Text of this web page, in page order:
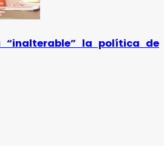
“inalterable” la política de